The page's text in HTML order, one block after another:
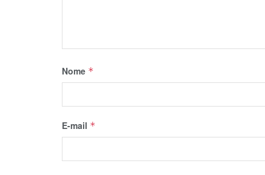
Nome *
E-mail *